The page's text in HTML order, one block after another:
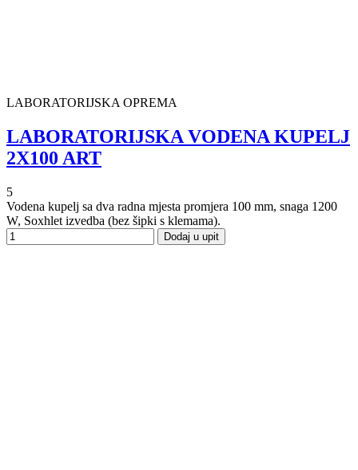
LABORATORIJSKA OPREMA
LABORATORIJSKA VODENA KUPELJ
2X100 ART
5
Vodena kupelj sa dva radna mjesta promjera 100 mm, snaga 1200
W, Soxhlet izvedba (bez šipki s klemama).
Dodaj u upit